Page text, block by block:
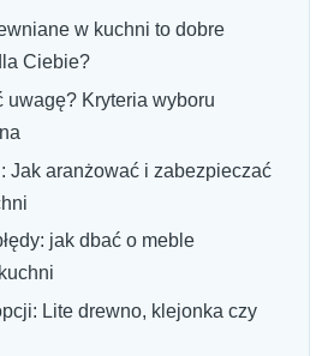
w kuchni to dobre
Ciebie?
uwagę? Kryteria wyboru
Jak aranżować i zabezpieczać
jak dbać o meble
Lite drewno, klejonka czy